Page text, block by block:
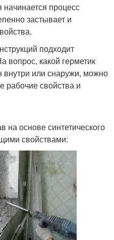
процесс
застывает и
подходит
вопрос, какой герметик
внутри или снаружи, можно
рабочие свойства и
на основе синтетического
свойствами: